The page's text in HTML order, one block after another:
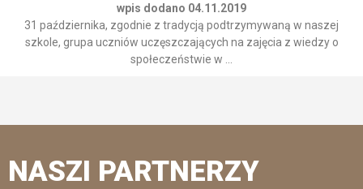
wpis dodano 04.11.2019
31 października, zgodnie z tradycją podtrzymywaną w naszej
szkole, grupa uczniów uczęszczających na zajęcia z wiedzy o
społeczeństwie w ...
NASZI PARTNERZY